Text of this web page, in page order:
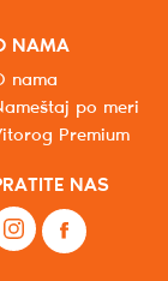
NAMA
nama
po meri
Premium
NAS